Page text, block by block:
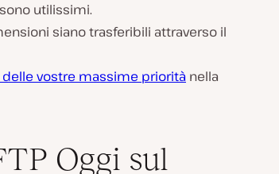
utilissimi.
siano trasferibili attraverso il
delle vostre massime priorità nella
Oggi sul